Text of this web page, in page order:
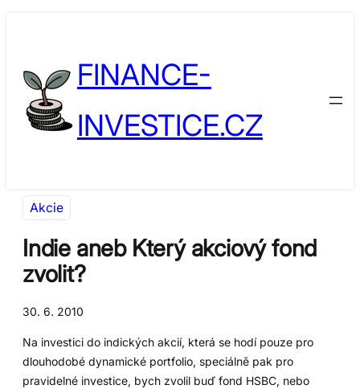
FINANCE-
INVESTICE.CZ
Akcie
Indie aneb Který akciový fond
zvolit?
30. 6. 2010
Na investici do indických akcií, která se hodí pouze pro
dlouhodobé dynamické portfolio, speciálně pak pro
pravidelné investice, bych zvolil buď fond HSBC, nebo